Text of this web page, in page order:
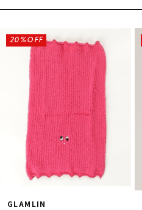
スタッフスナップ
中古/アウトレット サー
中古/アウトレット スノ
GLAMLIN
20%OFF